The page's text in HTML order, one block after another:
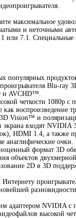
максимальное
и неточными
или 7.1.
популярных
Blu-ray
и AVCHD™.
четкости 1080p с
воспроизведение
Vision™ и
входят
HDMI 1.4, а также
анаглифические очки.
формат 3D
объектов
2D в 3D
адаптером NVIDIA с
высокой